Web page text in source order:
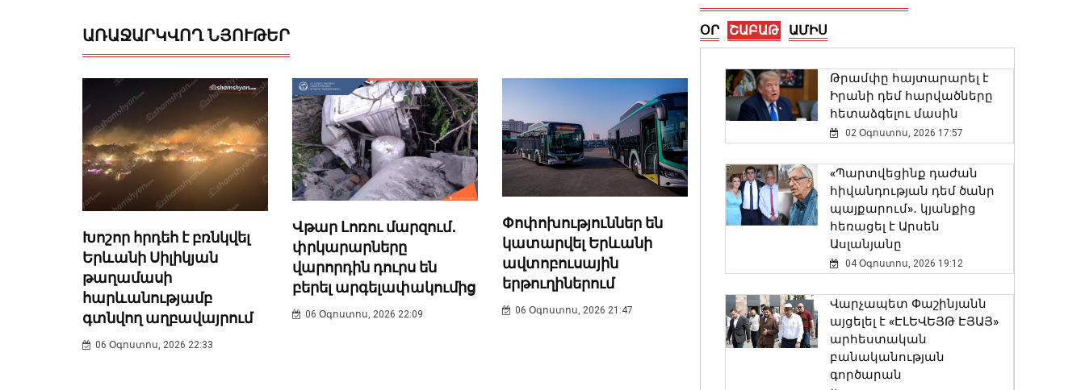
ԱՌԱՋԱՐԿՎՈՂ ՆՅՈՒԹԵՐ
Խոշոր հրդեհ է բռնկվել
Երևանի Սիլիկյան
թաղամասի
հարևանությամբ
գտնվող աղբավայրում
06 Օգոստոս, 2026 22:33
Վթար Լոռու մարզում․
փրկարարները
վարորդին դուրս են
բերել արգելափակումից
06 Օգոստոս, 2026 22:09
Փոփոխություններ են
կատարվել Երևանի
ավտոբուսային
երթուղիներում
06 Օգոստոս, 2026 21:47
դեսպանը մասնակցել է
Հիրոշիմայի զոհերի
ոգեկոչման տարելիցին
նվիրված հիշատակի
արարողությանը
06 Օգոստոս, 2026 20:56
Ռուստամ Բաքոյանը
հանդիպել է ՀՀ-ում Իրաքի
գործերի ժամանակավոր
հավատարմատարի հետ
06 Օգոստոս, 2026 20:29
Ծովինար Թադևոսյանը
պարգևատրել է
ծառայողական
պարտականությունները
բարեխղճորեն կատարած
ծառայողներին
ՕՐ ՇԱԲԱԹ ԱՄԻՍ
Թրամփը հայտարարել է
Իրանի դեմ հարվածները
հետաձգելու մասին
02 Օգոստոս, 2026 17:57
«Պարտվեցինք դաժան
հիվանդության դեմ ծանր
պայքարում»․ կյանքից
հեռացել է Արսեն
Ասլանյանը
04 Օգոստոս, 2026 19:12
Վարչապետ Փաշինյանն
այցելել է «ԷԼԵՎԵՅԹ ԷՅԱՅ»
արհեստական
բանականության
գործարան